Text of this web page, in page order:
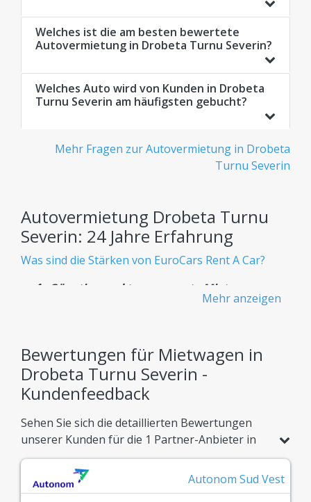
Welches ist die am besten bewertete
Autovermietung in Drobeta Turnu Severin?
Welches Auto wird von Kunden in Drobeta
Turnu Severin am häufigsten gebucht?
Mehr Fragen zur Autovermietung in Drobeta
Turnu Severin
Autovermietung Drobeta Turnu
Severin: 24 Jahre Erfahrung
Was sind die Stärken von EuroCars Rent A Car?
Günstige und transparente Mietwagen -
Keine versteckten Gebühren
– ohne versteckte Kosten.
Riesige Flotte
Über 900 verfügbare Mietwagenmodelle, perfekt
angepasst an jeden Reisebedarf.
Echtes Bewertungssystem, damit Sie die beste
Mietwagenerfahrung wählen können.
Mehr anzeigen
Bewertungen für Mietwagen in
Drobeta Turnu Severin -
Kundenfeedback
Sehen Sie sich die detaillierten Bewertungen
unserer Kunden für die 1 Partner-Anbieter in
Drobeta Turnu Severin an. Vergleichen Sie die
Ergebnisse aus 2 echten Kundenbewertungen
und buchen Sie Ihr Fahrzeug mit absolutem
Autonom Sud Vest